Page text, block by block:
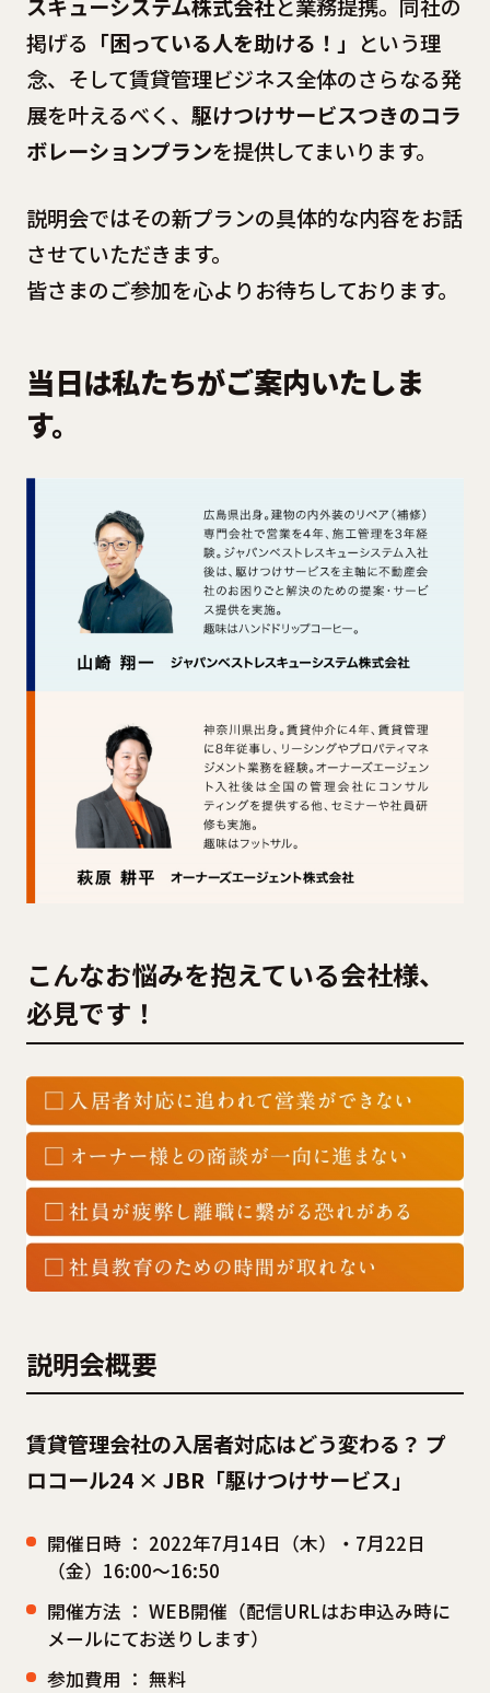
掲げる 「困っている人を助ける！」 という理
念、そして賃貸管理ビジネス全体のさらなる発
展を叶えるべく、 駆けつけサービスつきのコラ
ボレーションプランを提供してまいります。
説明会ではその新プランの具体的な内容をお話
させていただきます。
皆さまのご参加を心よりお待ちしております。
当日は私たちがご案内いたしま
す。
こんなお悩みを抱えている会社様、
必見です！
説明会概要
賃貸管理会社の入居者対応はどう変わる？ プ
ロコール24 × JBR「駆けつけサービス」
開催日時 ： 2022年7月14日（木）・7月22日
（金）16:00～16:50
開催方法 ： WEB開催（配信URLはお申込み時に
メールにてお送りします）
参加費用 ： 無料